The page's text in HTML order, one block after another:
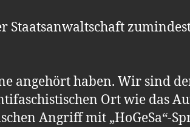
Staatsanwaltschaft
angehört haben. Wir sind
Ort wie das
Angriff mit „HoGeSa“-